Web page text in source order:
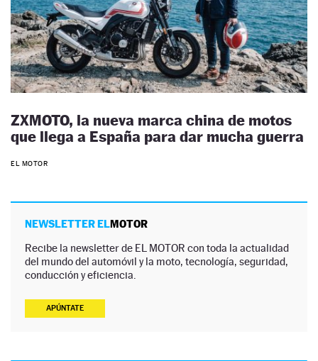
ZXMOTO, la nueva marca china de motos
que llega a España para dar mucha guerra
EL MOTOR
NEWSLETTER ELMOTOR
Recibe la newsletter de EL MOTOR con toda la actualidad
del mundo del automóvil y la moto, tecnología, seguridad,
conducción y eficiencia.
APÚNTATE